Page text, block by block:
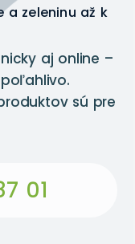
a zeleninu až k
aj online –
sú pre
01